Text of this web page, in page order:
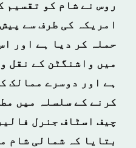
روس نے شام کو تقسیم
امریکہ کی طرف سے
حملہ کر دیا ہے اور
میں واشنگٹن کے نقل
ہے اور دوسرے ممالک
کرنے کے سلسلہ میں
چیف اسٹاف جنرل
بتایا کہ شمالی شام